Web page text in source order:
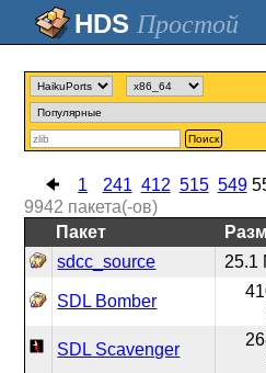
Простой
Поиск
1 241 412 515 549
9942 пакета(-ов)
Пакет
sdcc_source
25.1
SDL Bomber
SDL Scavenger